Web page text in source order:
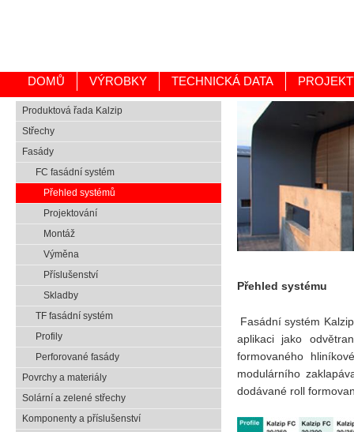
DOMŮ VÝROBKY TECHNICKÁ DATA
Produktová řada Kalzip
Střechy
Fasády
FC fasádní systém
Přehled systémů
Projektování
Montáž
Výměna
Příslušenství
Skladby
TF fasádní systém
Profily
Perforované fasády
Povrchy a materiály
Solární a zelené střechy
Komponenty a příslušenství
Přehled systému
Fasádní systém
aplikaci jako
formovaného
modulárního
dodávané roll